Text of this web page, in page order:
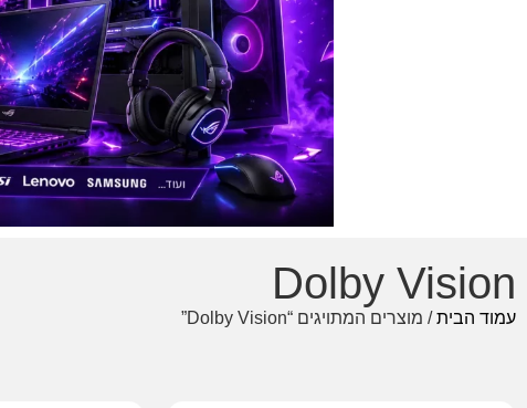
Dolby Vision
עמוד הבית/ מוצרים המתויגים “Dolby Vision”